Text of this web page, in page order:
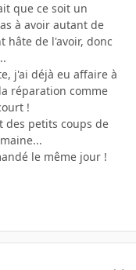
que ce soit un
à avoir autant de
hâte de l'avoir, donc
j'ai déjà eu affaire à
réparation comme
!
des petits coups de
le même jour !